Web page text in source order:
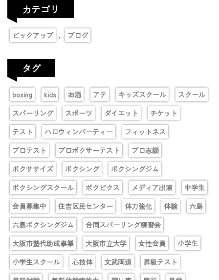
カテゴリ
ピックアップ , ブログ
タグ
boxing kids お酒 アテ キッズスクール
スクール
スパーリング
スポーツ ダイエット
チケット
テスト
ハロウィンパーティー
フィットネス
プロテスト
プロボクサーテスト
プロ志願
ボクササイズ
ボクシング
ボクシングジム
ボクシングスクール
ボクビクス メディア出演
中学生
会員募集中
住吉区民センター 体力強化 体験
六島
六島ボクシングジム
合同スパーリング練習会
大阪市塾代助成事業
大阪市立大学 女性会員
小学生
小学生スクール
心技体 文武両道
昇級テスト